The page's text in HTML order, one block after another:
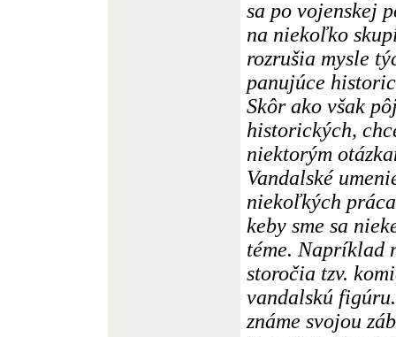
sa po vojenskej
na niekoľko
rozrušia mysle
panujúce
Skôr ako však
historických,
niektorým
Vandalské
niekoľkých
keby sme sa
téme. Napríklad
storočia tzv.
vandalskú
známe svojou